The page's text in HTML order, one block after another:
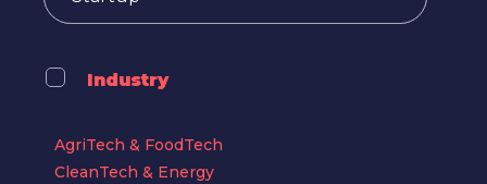
Industry
AgriTech & FoodTech
CleanTech & Energy